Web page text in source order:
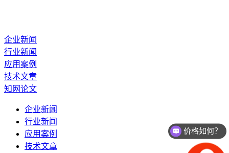
企业新闻
行业新闻
应用案例
技术文章
知网论文
企业新闻
行业新闻
应用案例
技术文章
价格如何？